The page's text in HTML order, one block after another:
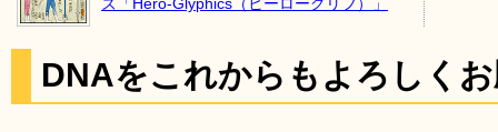
DNAをこれからもよろしく